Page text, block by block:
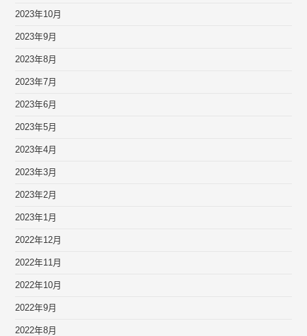
2023年10月
2023年9月
2023年8月
2023年7月
2023年6月
2023年5月
2023年4月
2023年3月
2023年2月
2023年1月
2022年12月
2022年11月
2022年10月
2022年9月
2022年8月